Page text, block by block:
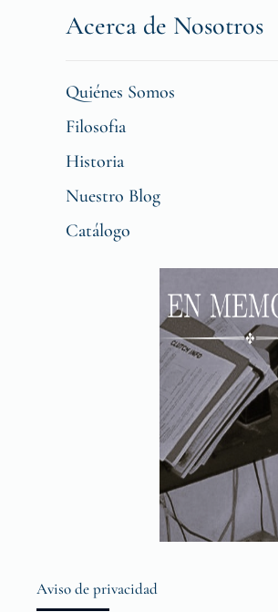
Acerca de Nosotros
Quiénes Somos
Filosofia
Historia
Nuestro Blog
Catálogo
Aviso de privacidad